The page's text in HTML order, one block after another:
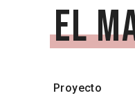
El
Proyecto